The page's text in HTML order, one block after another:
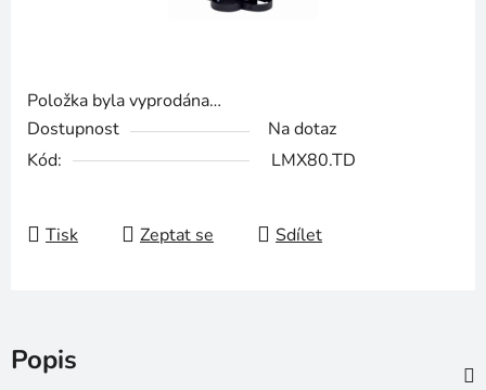
Položka byla vyprodána…
Dostupnost
Na dotaz
Kód:
LMX80.TD
Tisk Zeptat se Sdílet
Popis